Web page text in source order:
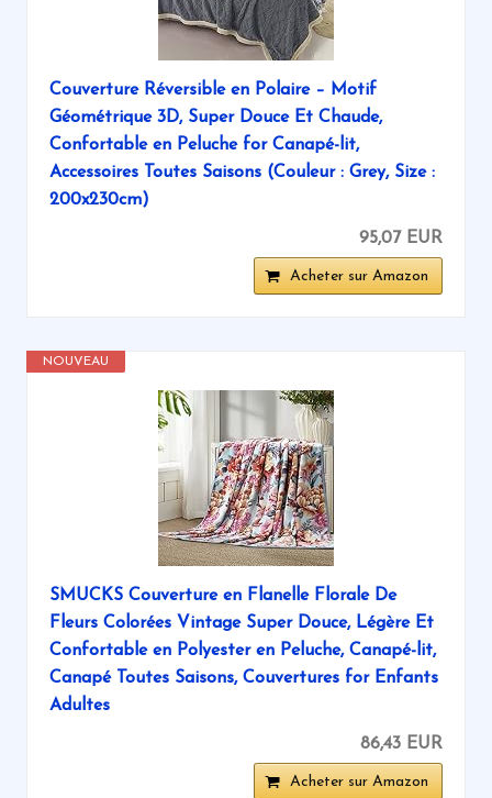
Couverture Réversible en Polaire – Motif
Géométrique 3D, Super Douce Et Chaude,
Confortable en Peluche for Canapé-lit,
Accessoires Toutes Saisons (Couleur : Grey, Size :
200x230cm)
95,07 EUR
Acheter sur Amazon
NOUVEAU
SMUCKS Couverture en Flanelle Florale De
Fleurs Colorées Vintage Super Douce, Légère Et
Confortable en Polyester en Peluche, Canapé-lit,
Canapé Toutes Saisons, Couvertures for Enfants
Adultes
86,43 EUR
Acheter sur Amazon